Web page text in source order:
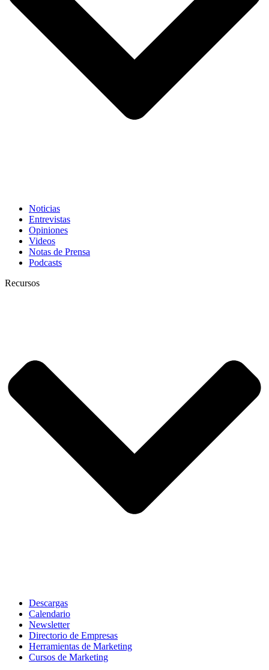
Noticias
Entrevistas
Opiniones
Videos
Notas de Prensa
Podcasts
Recursos
Descargas
Calendario
Newsletter
Directorio de Empresas
Herramientas de Marketing
Cursos de Marketing